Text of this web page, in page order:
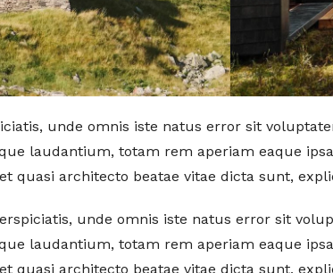
unde omnis iste natus error sit
laudantium, totam rem aperiam eaque
quasi architecto beatae vitae dicta sunt,
unde omnis iste natus error sit
laudantium, totam rem aperiam eaque
quasi architecto beatae vitae dicta sunt,